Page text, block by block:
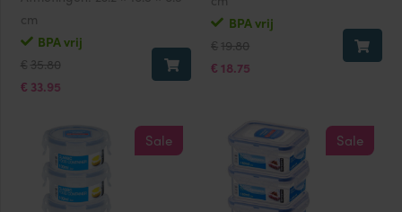
cm
BPA vrij
€ 35.80
Oorspronkelijke
prijs
was:
€ 33.95
Huidige
prijs
is:
BPA vrij
€ 19.80
Oorspronkelijke
prijs
was:
€ 18.75
Huidige
prijs
is:
Sale Sale